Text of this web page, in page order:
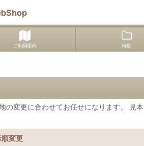
ご利用案内 特集
変更に合わせてお任せになります。 見
変更